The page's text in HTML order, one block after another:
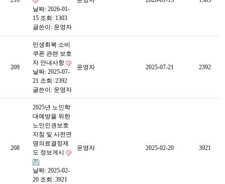
날짜: 2026-01-
15 조회: 1303
글쓴이: 운영자
209
민생회복 소비
쿠폰 관련 보호
자 안내사항
날짜: 2025-07-
21 조회: 2392
글쓴이: 운영자
운영자 2025-07-21 2392
208
2025년 노인학
대예방을 위한
노인인권보호
지침 및 사전연
명의료결정제
도 정보게시
날짜: 2025-02-
20 조회: 3921
운영자 2025-02-20 3921